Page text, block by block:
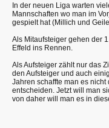
In der neuen Liga warten
Mannschaften wo man im
gespielt hat (Millich und
Als Mitaufsteiger gehen der
Effeld ins Rennen.
Als Aufsteiger zählt nur das
den Aufsteiger und auch
Jahren schaffte man es
entscheiden. Jetzt will man
von daher will man es in